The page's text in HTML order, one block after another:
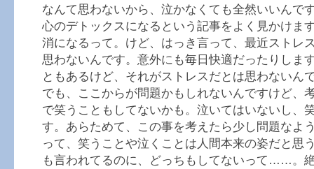
なんて思わないから、泣かなくても全然いいんで
心のデトックスになるという記事をよく見かけま
消になるって。けど、はっき言って、最近ストレ
思わないんです。意外にも毎日快適だったりしま
ともあるけど、それがストレスだとは思わないん
でも、ここからが問題かもしれないんですけど、
で笑うこともしてないかも。泣いてはいないし、
す。あらためて、この事を考えたら少し問題なよ
って、笑うことや泣くことは人間本来の姿だと思
も言われてるのに、どっちもしてないって……。